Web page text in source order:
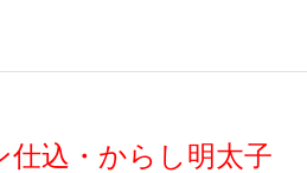
仕込・からし明太子